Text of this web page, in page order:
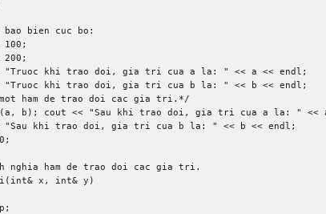
bien cuc bo:
100 ;
200 ;
"Truoc khi trao doi, gia tri cua a la: " << a << endl ;
"Truoc khi trao doi, gia tri cua b la: " << b << endl ;
ham de trao doi cac gia tri.*/
(a , b ); cout << "Sau khi trao doi, gia tri cua a la: " <<
"Sau khi trao doi, gia tri cua b la: " << b << endl ;
0 ;
nghia ham de trao doi cac gia tri.
( int& x , int& y )
;